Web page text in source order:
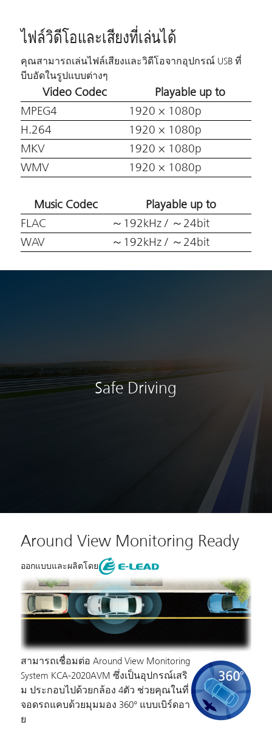
ไฟล์วิดีโอและเสียงที่เล่นได้
คุณสามารถเล่นไฟล์เสียงและวิดีโอจากอุปกรณ์ USB ที่
บีบอัดในรูปแบบต่างๆ
Video Codec
Playable up to
MPEG4
1920 × 1080p
H.264
1920 × 1080p
MKV
1920 × 1080p
WMV
1920 × 1080p
Music Codec
Playable up to
FLAC
～192kHz / ～24bit
WAV
～192kHz / ～24bit
Safe Driving
Around View Monitoring Ready
ออกแบบและผลิตโดย
สามารถเชื่อมต่อ Around View Monitoring
System KCA-2020AVM ซึ่งเป็นอุปกรณ์เสริ
ม ประกอบไปด้วยกล้อง 4ตัว ช่วยคุณในที่
จอดรถแคบด้วยมุมมอง 360° แบบเบิร์ดอา
ย